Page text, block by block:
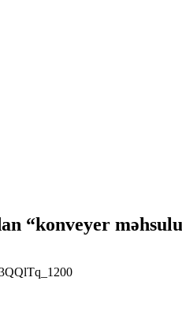
“konveyer